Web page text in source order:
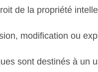
de la propriété
modification ou
sont destinés à un